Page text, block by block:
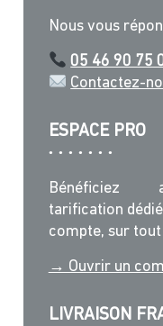
Nous vous
05 46 90 75
Contactez-
ESPACE PRO
Bénéficiez
tarification
compte, sur
→ Ouvrir un
LIVRAISON